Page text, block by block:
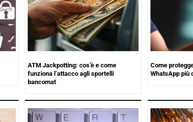
ATM Jackpotting: cos’è e come
funziona l’attacco agli sportelli
bancomat
Come
WhatsApp più